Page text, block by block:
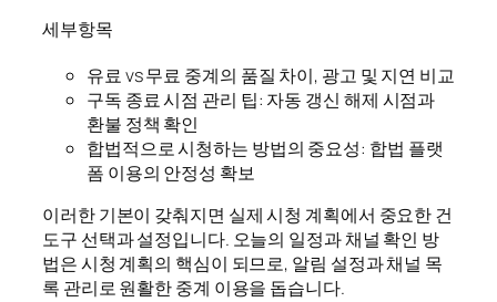
세부항목
유료 vs 무료 중계의 품질 차이, 광고 및 지연 비교
구독 종료 시점 관리 팁: 자동 갱신 해제 시점과
환불 정책 확인
합법적으로 시청하는 방법의 중요성: 합법 플랫
폼 이용의 안정성 확보
이러한 기본이 갖춰지면 실제 시청 계획에서 중요한 건
도구 선택과 설정입니다. 오늘의 일정과 채널 확인 방
법은 시청 계획의 핵심이 되므로, 알림 설정과 채널 목
록 관리로 원활한 중계 이용을 돕습니다.